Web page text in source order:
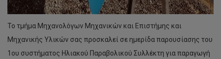
Το τμήμα Μηχανολόγων Μηχανικών και Επιστήμης και
Μηχανικής Υλικών σας προσκαλεί σε ημερίδα παρουσίασης του
1ου συστήματος Ηλιακού Παραβολικού Συλλέκτη για παραγωγή